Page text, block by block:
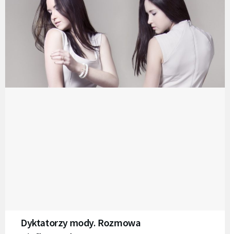
Dyktatorzy mody. Rozmowa